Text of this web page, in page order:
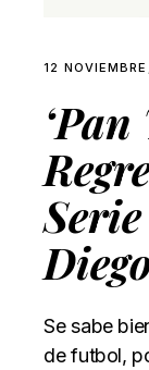
12
Se sabe
de futbol,